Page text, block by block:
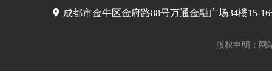
成都市金牛区金府路88号万通金融广场34楼15-
版权申明：网